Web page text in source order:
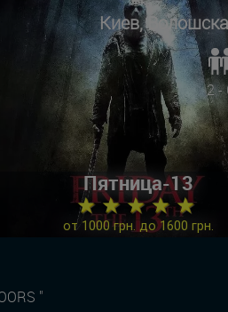
Киев,
2 -
Пятница-13
★ ★ ★ ★ ★
от 1000 грн. до 1600 грн.
"